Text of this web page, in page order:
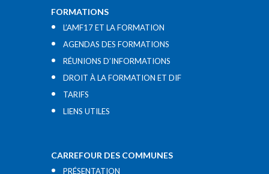
FORMATIONS
L’AMF17 ET LA FORMATION
AGENDAS DES FORMATIONS
RÉUNIONS D’INFORMATIONS
DROIT À LA FORMATION ET DIF
TARIFS
LIENS UTILES​
CARREFOUR DES COMMUNES
PRÉSENTATION